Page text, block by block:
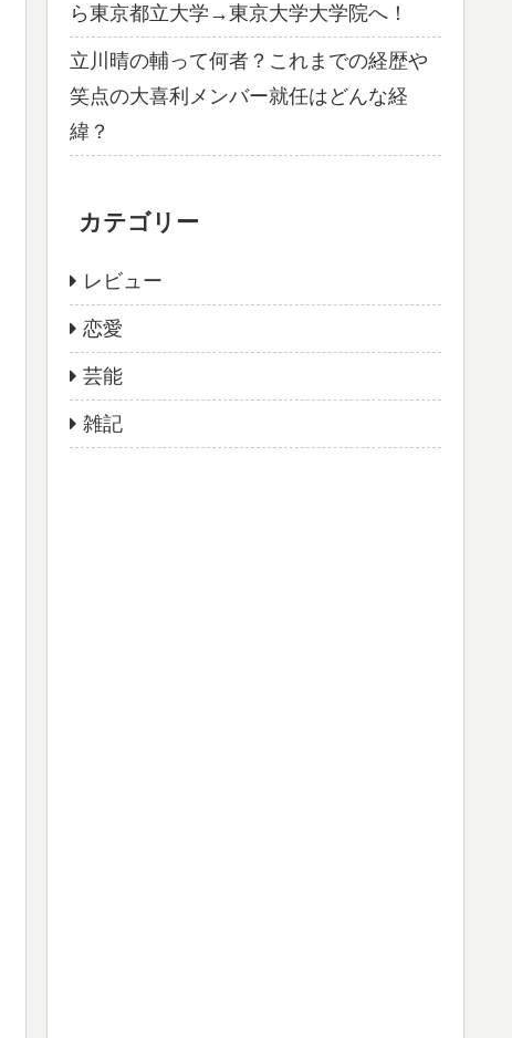
ら東京都立大学→東京大学大学院へ！
立川晴の輔って何者？これまでの経歴や
笑点の大喜利メンバー就任はどんな経
緯？
カテゴリー
レビュー
恋愛
芸能
雑記